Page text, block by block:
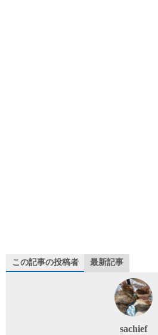
この記事の投稿者 最新記事
sachief